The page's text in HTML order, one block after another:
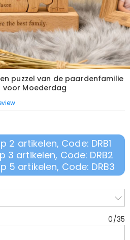
puzzel van de paardenfamilie
Moederdag
2 artikelen, Code: DRB1
3 artikelen, Code: DRB2
5 artikelen, Code: DRB3
0/35